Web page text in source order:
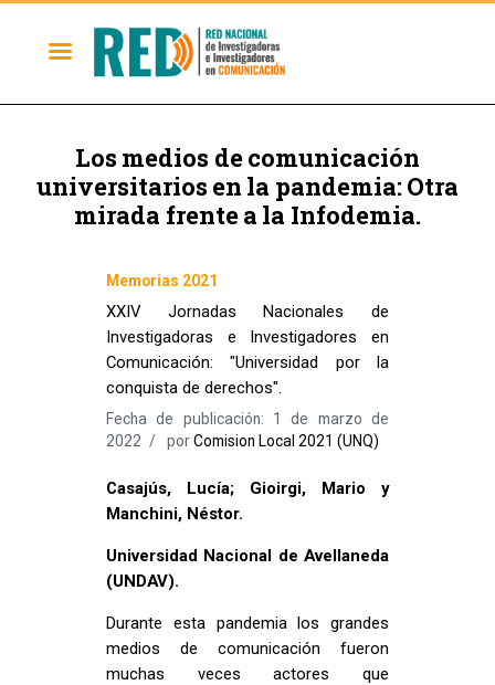
Los medios de comunicación
universitarios en la pandemia: Otra
mirada frente a la Infodemia.
Memorias 2021
XXIV Jornadas Nacionales de
Investigadoras e Investigadores en
Comunicación: "Universidad por la
conquista de derechos".
Fecha de publicación: 1 de marzo de
2022
porComision Local 2021 (UNQ)
Casajús, Lucía; Gioirgi, Mario y
Manchini, Néstor.
Universidad Nacional de Avellaneda
(UNDAV).
Durante esta pandemia los grandes
medios de comunicación fueron
muchas veces actores que